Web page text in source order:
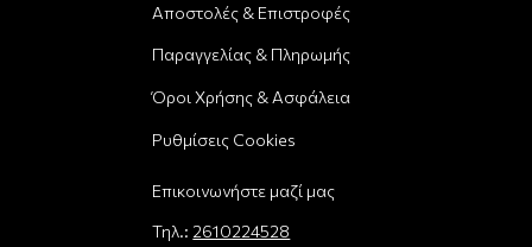
Αποστολές & Επιστροφές
Παραγγελίας & Πληρωμής
Όροι Χρήσης & Ασφάλεια
Ρυθμίσεις Cookies
Επικοινωνήστε μαζί μας
Τηλ.: 2610224528